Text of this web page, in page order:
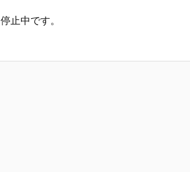
止中です。